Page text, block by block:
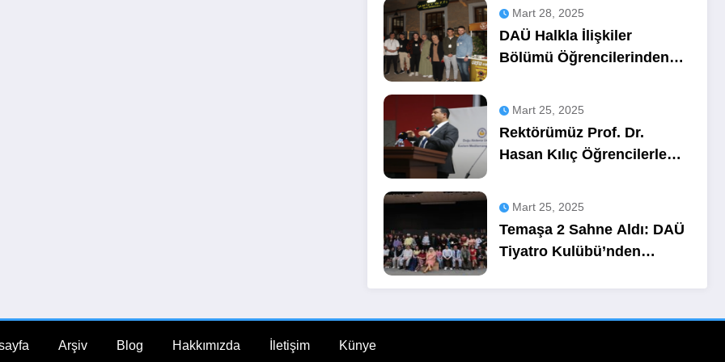
Mart 28, 2025
DAÜ Halkla İlişkiler
Bölümü Öğrencilerinden
Mart 25, 2025
Rektörümüz Prof. Dr.
Hasan Kılıç Öğrencilerle
Mart 25, 2025
Temaşa 2 Sahne Aldı: DAÜ
Tiyatro Kulübü’nden
Arşiv Blog Hakkımızda İletişim Künye